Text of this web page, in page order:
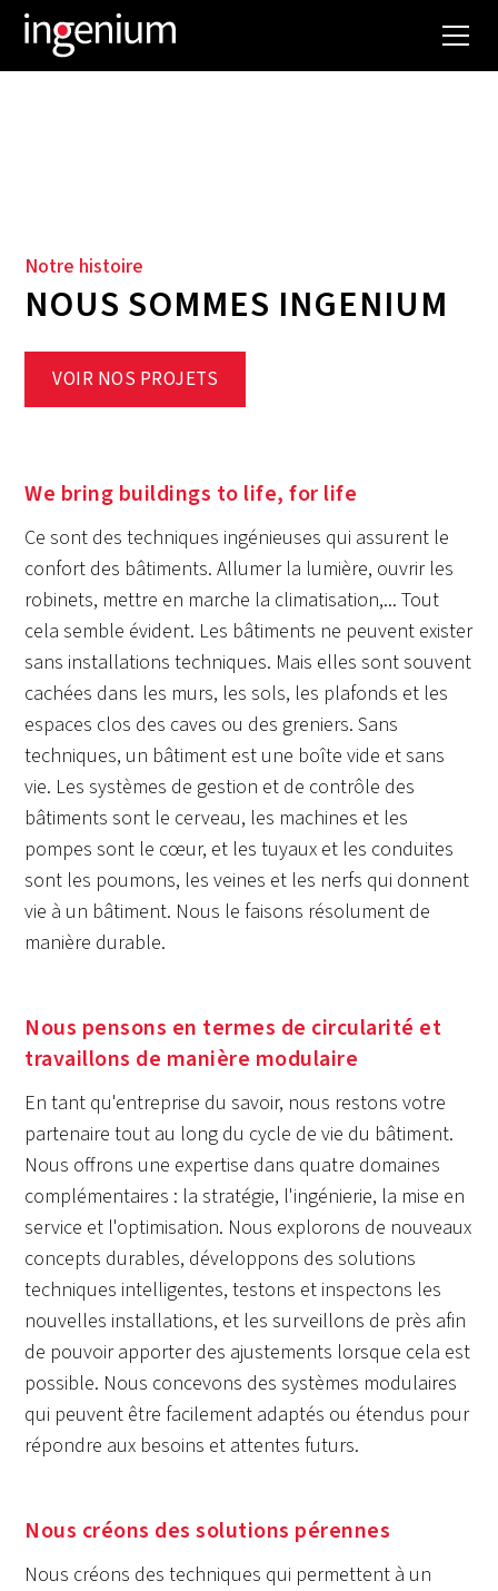
Notre histoire
NOUS SOMMES INGENIUM
VOIR NOS PROJETS
We bring buildings to life, for life
Ce sont des techniques ingénieuses qui assurent le
confort des bâtiments. Allumer la lumière, ouvrir les
robinets, mettre en marche la climatisation,... Tout
cela semble évident. Les bâtiments ne peuvent exister
sans installations techniques. Mais elles sont souvent
cachées dans les murs, les sols, les plafonds et les
espaces clos des caves ou des greniers. Sans
techniques, un bâtiment est une boîte vide et sans
vie. Les systèmes de gestion et de contrôle des
bâtiments sont le cerveau, les machines et les
pompes sont le cœur, et les tuyaux et les conduites
sont les poumons, les veines et les nerfs qui donnent
vie à un bâtiment. Nous le faisons résolument de
manière durable.
Nous pensons en termes de circularité et
travaillons de manière modulaire
En tant qu'entreprise du savoir, nous restons votre
partenaire tout au long du cycle de vie du bâtiment.
Nous offrons une expertise dans quatre domaines
complémentaires : la stratégie, l'ingénierie, la mise en
service et l'optimisation. Nous explorons de nouveaux
concepts durables, développons des solutions
techniques intelligentes, testons et inspectons les
nouvelles installations, et les surveillons de près afin
de pouvoir apporter des ajustements lorsque cela est
possible. Nous concevons des systèmes modulaires
qui peuvent être facilement adaptés ou étendus pour
répondre aux besoins et attentes futurs.
Nous créons des solutions pérennes
Nous créons des techniques qui permettent à un